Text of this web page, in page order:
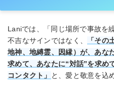
Laniでは、「同じ場所で事故を
不吉なサインではなく、
「その
地神、地縛霊、因縁）が、あな
求めて、あなたに“対話”を求め
コンタクト」
と、愛と敬意を込